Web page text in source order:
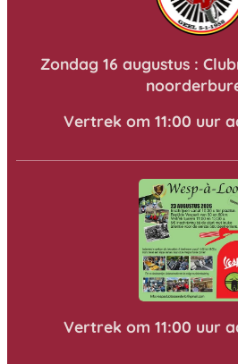
Zondag 16 augustus :
Vertrek om 11:00 uur
Vertrek om 11:00 uur